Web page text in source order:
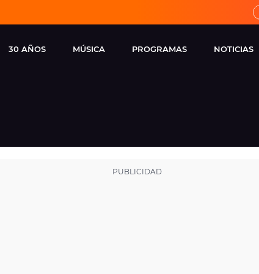
30 AÑOS MÚSICA
FM
PROGRAMAS
VIRALES
NOTICIAS